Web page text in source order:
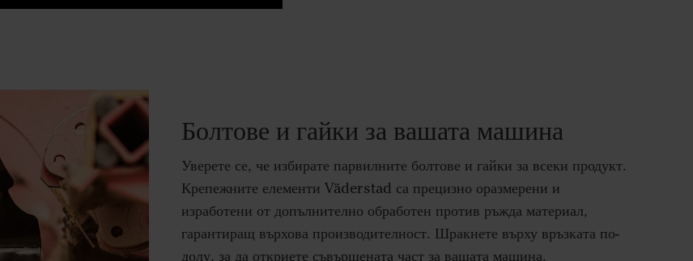
Болтове и гайки за вашата машина
Уверете се, че избирате парвилните болтове и гайки за всеки продукт.
Крепежните елементи Väderstad са прецизно оразмерени и
изработени от допълнително обработен против ръжда материал,
гарантиращ върхова производителност. Шракнете върху връзката по-
долу, за да откриете съвършената част за вашата машина.